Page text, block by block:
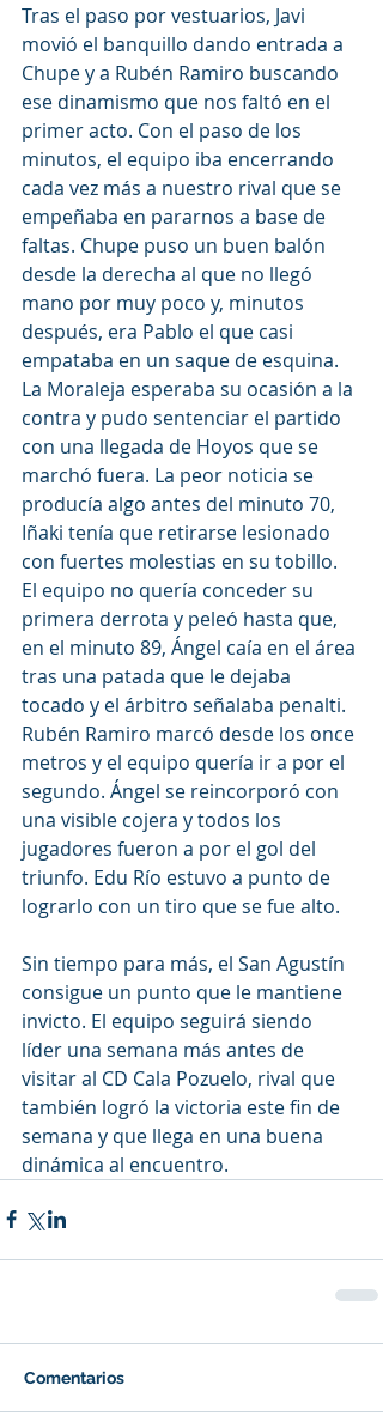
Tras el paso por vestuarios, Javi
movió el banquillo dando entrada a
Chupe y a Rubén Ramiro buscando
ese dinamismo que nos faltó en el
primer acto. Con el paso de los
minutos, el equipo iba encerrando
cada vez más a nuestro rival que se
empeñaba en pararnos a base de
faltas. Chupe puso un buen balón
desde la derecha al que no llegó
mano por muy poco y, minutos
después, era Pablo el que casi
empataba en un saque de esquina.
La Moraleja esperaba su ocasión a la
contra y pudo sentenciar el partido
con una llegada de Hoyos que se
marchó fuera. La peor noticia se
producía algo antes del minuto 70,
Iñaki tenía que retirarse lesionado
con fuertes molestias en su tobillo.
El equipo no quería conceder su
primera derrota y peleó hasta que,
en el minuto 89, Ángel caía en el área
tras una patada que le dejaba
tocado y el árbitro señalaba penalti.
Rubén Ramiro marcó desde los once
metros y el equipo quería ir a por el
segundo. Ángel se reincorporó con
una visible cojera y todos los
jugadores fueron a por el gol del
triunfo. Edu Río estuvo a punto de
lograrlo con un tiro que se fue alto.
Sin tiempo para más, el San Agustín
consigue un punto que le mantiene
invicto. El equipo seguirá siendo
líder una semana más antes de
visitar al CD Cala Pozuelo, rival que
también logró la victoria este fin de
semana y que llega en una buena
dinámica al encuentro.
Comentarios